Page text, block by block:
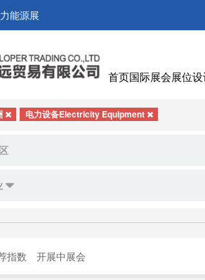
能源展
首页国际展会展位
电力设备Electricity Equipment
指数 开展中展会